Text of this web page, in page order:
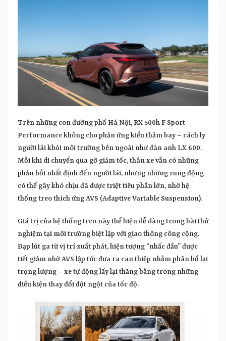
Trên những con đường phố Hà Nội, RX 500h F Sport
Performance không cho phản ứng kiểu thảm bay – cách ly
người lái khỏi môi trường bên ngoài như đàn anh LX 600.
Mỗi khi di chuyển qua gờ giảm tốc, thân xe vẫn có những
phản hồi nhất định đến người lái, nhưng những rung động
có thể gây khó chịu đã được triệt tiêu phần lớn, nhờ hệ
thống treo thích ứng AVS (Adaptive Variable Suspension).
Giá trị của hệ thống treo này thể hiện dễ dàng trong bài thử
nghiệm tại môi trường biệt lập với giao thông công cộng.
Đạp lút ga từ vị trí xuất phát, hiện tượng “nhấc đầu” được
tiết giảm nhờ AVS lập tức đưa ra can thiệp nhằm phân bổ lại
trọng lượng – xe tự động lấy lại thăng bằng trong những
điều kiện thay đổi đột ngột của tốc độ.